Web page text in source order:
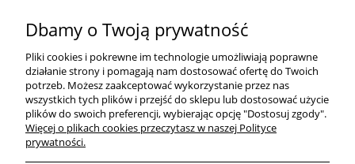
Natural Home Decor | E-mail: sklep at naturalhomedecor.pl | Tel.:
507 707 299 | NIP: 7971800592 | REGON: 381429127
Copyright © 2026 - Naturalhomedecor.pl
Dbamy o Twoją prywatność
Pliki cookies i pokrewne im technologie umożliwiają poprawne
działanie strony i pomagają nam dostosować ofertę do Twoich
potrzeb. Możesz zaakceptować wykorzystanie przez nas
wszystkich tych plików i przejść do sklepu lub dostosować użycie
plików do swoich preferencji, wybierając opcję "Dostosuj zgody".
Więcej o plikach cookies przeczytasz w naszej Polityce
prywatności.